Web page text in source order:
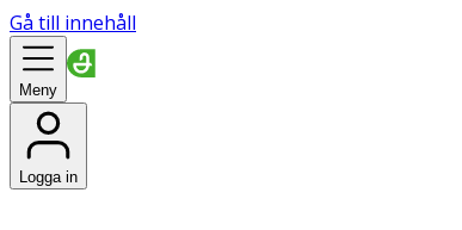
Gå till innehåll
Meny
Logga in